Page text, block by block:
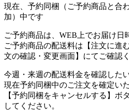
現在、予約同梱（ご予約商品と合
加）中です
ご予約商品は、WEB上でお届け日
ご予約商品の配送料は【注文に進
文の確認・変更画面】にてご確認
今週・来週の配送料金を確認した
現在予約同梱中のご注文を確定い
【予約同梱をキャンセルする】ボ
してください。